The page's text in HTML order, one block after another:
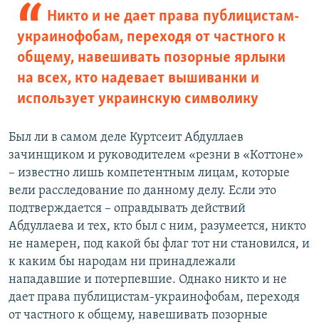
Никто и не дает права публицистам-
украинофобам, переходя от частного к
общему, навешивать позорные ярлыки
на всех, кто надевает вышиванки и
использует украинскую символику
Был ли в самом деле Куртсеит Абдуллаев
зачинщиком и руководителем «резни в «Коттоне»
– известно лишь компетентным лицам, которые
вели расследование по данному делу. Если это
подтверждается – оправдывать действий
Абдуллаева и тех, кто был с ним, разумеется, никто
не намерен, под какой бы флаг тот ни становился, и
к каким бы народам ни принадлежали
нападавшие и потерпевшие. Однако никто и не
дает права публицистам-украинофобам, переходя
от частного к общему, навешивать позорные